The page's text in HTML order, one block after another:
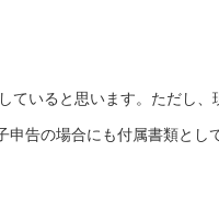
ていると思います。ただし
告の場合にも付属書類とし